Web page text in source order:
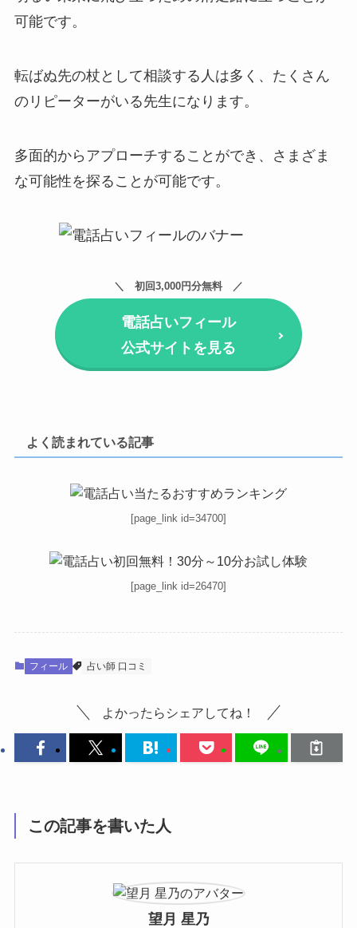
可能です。
転ばぬ先の杖として相談する人は多く、たくさん
のリピーターがいる先生になります。
多面的からアプローチすることができ、さまざま
な可能性を探ることが可能です。
初回3,000円分無料
電話占いフィール
公式サイトを見る
よく読まれている記事
[page_link id=34700]
[page_link id=26470]
フィール 占い師 口コミ
よかったらシェアしてね！
この記事を書いた人
望月 星乃